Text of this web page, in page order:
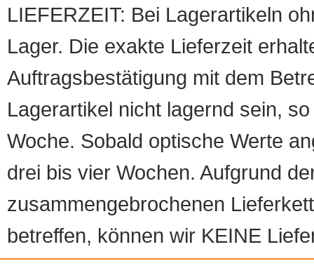
LIEFERZEIT: Bei Lagerartikeln
Lager. Die exakte Lieferzeit
Auftragsbestätigung mit dem
Lagerartikel nicht lagernd sein,
Woche. Sobald optische Werte
drei bis vier Wochen. Aufgrund
zusammengebrochenen
betreffen, können wir KEINE